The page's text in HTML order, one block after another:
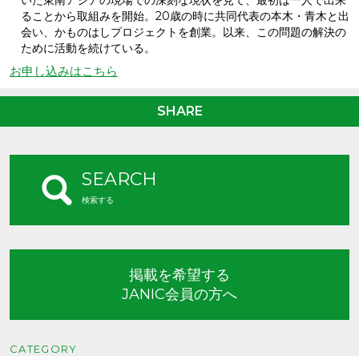
ることから取組みを開始。20歳の時に共同代表の本木・青木と出
会い、かものはしプロジェクトを創業。以来、この問題の解決の
ために活動を続けている。
お申し込みはこちら
SHARE
SEARCH
検索する
掲載を希望する
JANIC会員の方へ
CATEGORY